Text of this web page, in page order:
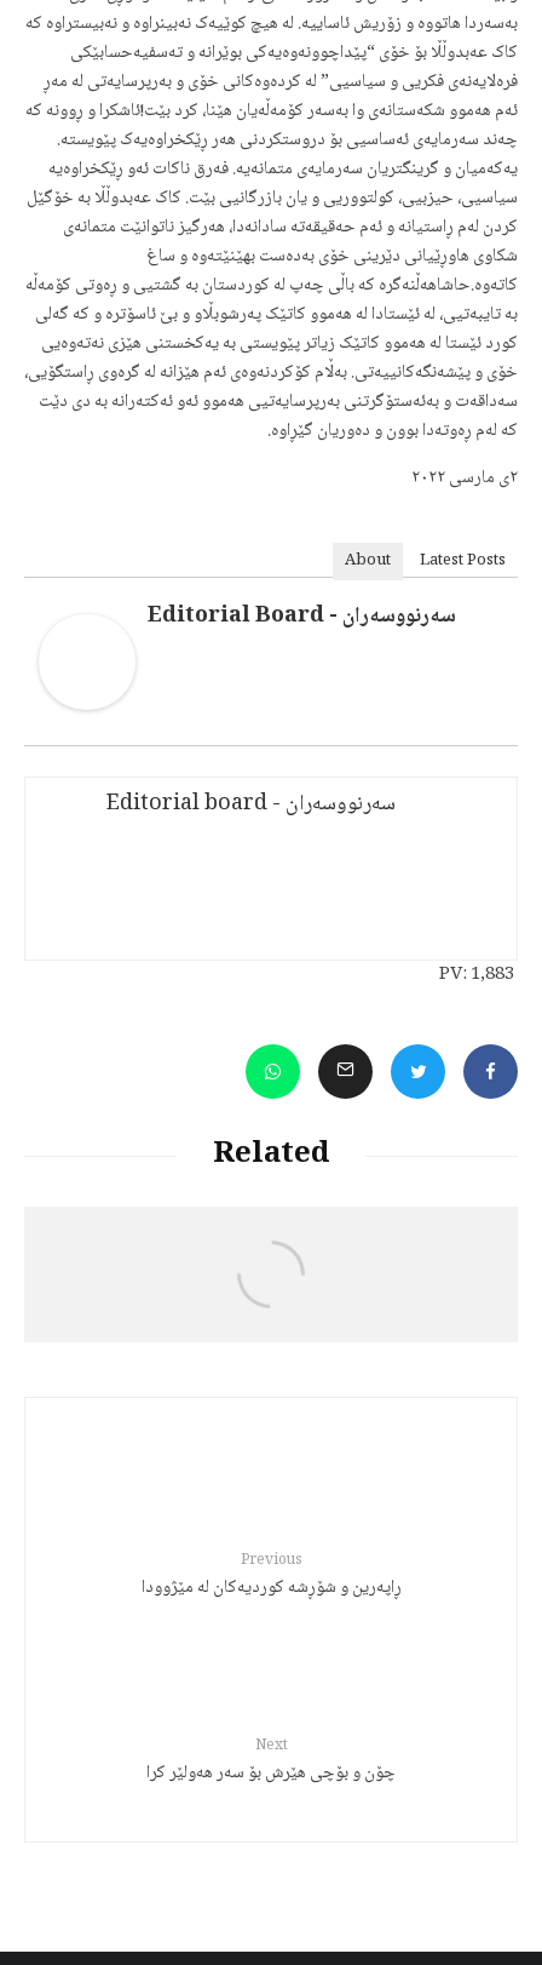
٢ی مارسی ٢٠٢٢
About Latest Posts
سەرنووسەران - Editorial Board
سەرنووسەران - Editorial board
PV:1,883
Related
Previous
ڕاپەرین و شۆڕشە کوردیەکان لە مێژوودا
Next
چۆن و بۆچی هێرش بۆ سەر هەولێر کرا